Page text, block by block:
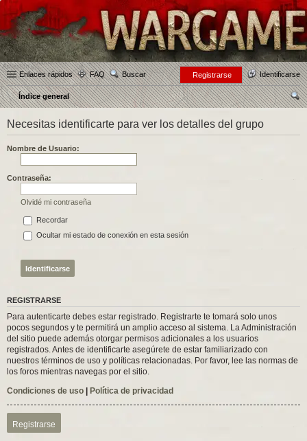
Enlaces rápidos FAQ Buscar Identificarse
Registrarse
Índice general
Necesitas identificarte para ver los detalles del grupo
Nombre de Usuario:
Contraseña:
Olvidé mi contraseña
Recordar
Ocultar mi estado de conexión en esta sesión
REGISTRARSE
Para autenticarte debes estar registrado. Registrarte te tomará solo unos
pocos segundos y te permitirá un amplio acceso al sistema. La Administración
del sitio puede además otorgar permisos adicionales a los usuarios
registrados. Antes de identificarte asegúrete de estar familiarizado con
nuestros términos de uso y políticas relacionadas. Por favor, lee las normas de
los foros mientras navegas por el sitio.
Condiciones de uso | Política de privacidad
Registrarse